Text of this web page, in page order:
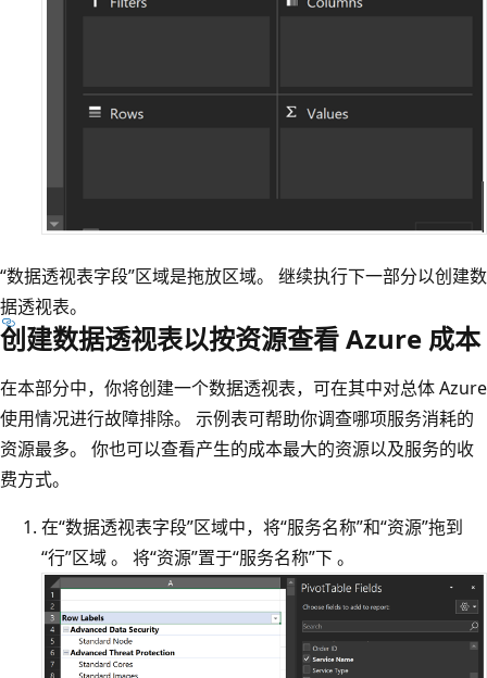
“数据透视表字段”区域是拖放区域。 继续执行下一部分以创建数
据透视表。
创建数据透视表以按资源查看 Azure 成本
在本部分中，你将创建一个数据透视表，可在其中对总体 Azure
使用情况进行故障排除。 示例表可帮助你调查哪项服务消耗的
资源最多。 你也可以查看产生的成本最大的资源以及服务的收
费方式。
在“数据透视表字段”区域中，将“服务名称”和“资源”拖到
“行”区域 。 将“资源”置于“服务名称”下 。